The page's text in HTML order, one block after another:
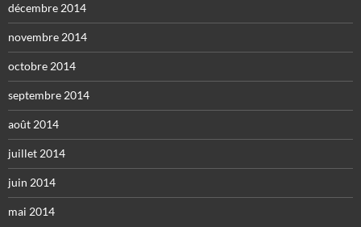
décembre 2014
novembre 2014
octobre 2014
septembre 2014
août 2014
juillet 2014
juin 2014
mai 2014